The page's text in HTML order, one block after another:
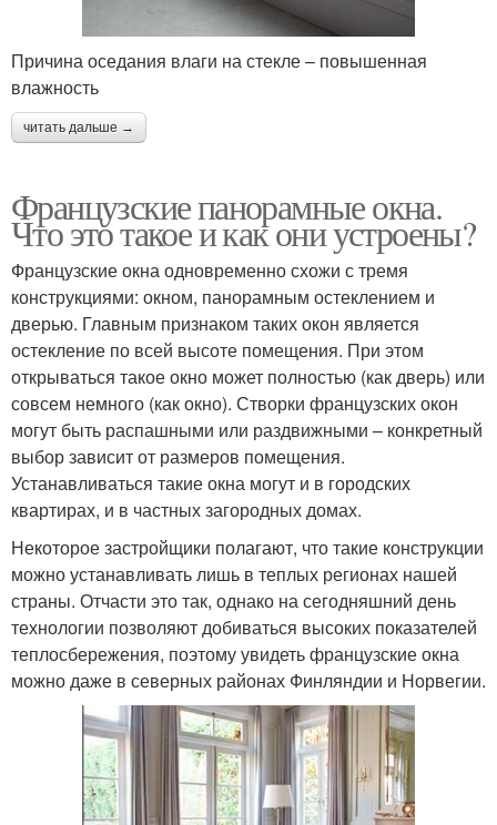
Причина оседания влаги на стекле – повышенная
влажность
читать дальше →
Французские панорамные окна.
Что это такое и как они устроены?
Французские окна одновременно схожи с тремя
конструкциями: окном, панорамным остеклением и
дверью. Главным признаком таких окон является
остекление по всей высоте помещения. При этом
открываться такое окно может полностью (как дверь) или
совсем немного (как окно). Створки французских окон
могут быть распашными или раздвижными – конкретный
выбор зависит от размеров помещения.
Устанавливаться такие окна могут и в городских
квартирах, и в частных загородных домах.
Некоторое застройщики полагают, что такие конструкции
можно устанавливать лишь в теплых регионах нашей
страны. Отчасти это так, однако на сегодняшний день
технологии позволяют добиваться высоких показателей
теплосбережения, поэтому увидеть французские окна
можно даже в северных районах Финляндии и Норвегии.